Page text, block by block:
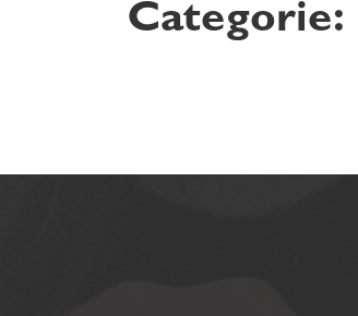
Categorie: